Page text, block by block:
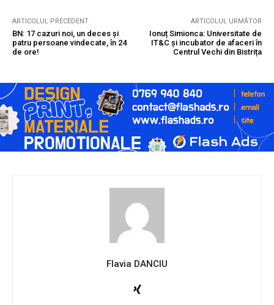
ARTICOLUL PRECEDENT
BN: 17 cazuri noi, un deces și
patru persoane vindecate, în 24
de ore!
ARTICOLUL URMĂTOR
Ionuț Simionca: Universitate de
IT&C și incubator de afaceri în
Centrul Vechi din Bistrița
Flavia DANCIU